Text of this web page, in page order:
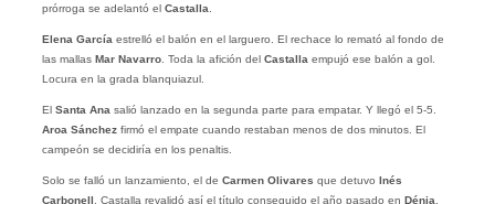
prórroga se adelantó el Castalla
Elena García estrelló el balón en el larguero. El rechace lo remató al fondo de
las mallas Mar Navarro. Toda la afición del Castalla empujó ese balón a gol.
Locura en la grada blanquiazul.
El Santa Ana salió lanzado en la segunda parte para empatar. Y llegó el 5-5.
Aroa Sánchezfirmó el empate cuando restaban menos de dos minutos. El
campeón se decidiría en los penaltis.
Solo se falló un lanzamiento, el de Carmen Olivares que detuvo Inés
Carbonell . Castalla revalidó así el título conseguido el año pasado en Dénia